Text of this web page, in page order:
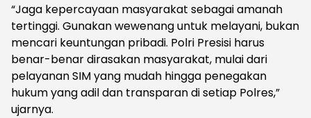
“Jaga kepercayaan masyarakat sebagai amanah
tertinggi. Gunakan wewenang untuk melayani, bukan
mencari keuntungan pribadi. Polri Presisi harus
benar-benar dirasakan masyarakat, mulai dari
pelayanan SIM yang mudah hingga penegakan
hukum yang adil dan transparan di setiap Polres,”
ujarnya.